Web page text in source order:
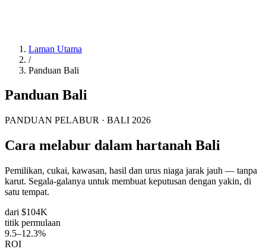
Laman Utama
/
Panduan Bali
Panduan Bali
PANDUAN PELABUR · BALI 2026
Cara melabur dalam hartanah Bali
Pemilikan, cukai, kawasan, hasil dan urus niaga jarak jauh — tanpa
karut. Segala-galanya untuk membuat keputusan dengan yakin, di
satu tempat.
dari $104K
titik permulaan
9.5–12.3%
ROI